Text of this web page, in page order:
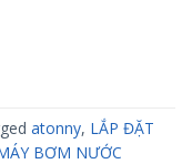
atonny, LẮP ĐẶT
BƠM NƯỚC